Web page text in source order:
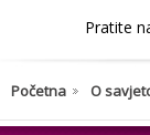
Pratite
Početna O